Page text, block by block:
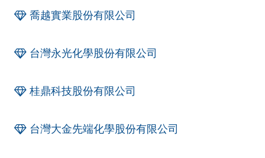
喬越實業股份有限公司
台灣永光化學股份有限公司
桂鼎科技股份有限公司
台灣大金先端化學股份有限公司